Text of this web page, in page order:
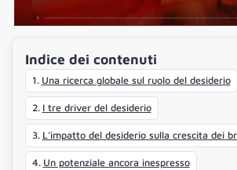
Indice dei contenuti
Una ricerca globale sul ruolo del desiderio
I tre driver del desiderio
L’impatto del desiderio sulla crescita dei
Un potenziale ancora inespresso